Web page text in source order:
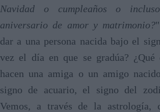
Navidad o cumpleaños o
aniversario de amor y matrimonio?
dar a una persona nacida bajo el
vez el día en que se gradúa? ¿Qué
hacen una amiga o un amigo
signo de acuario, el signo del
Vemos, a través de la astrología,